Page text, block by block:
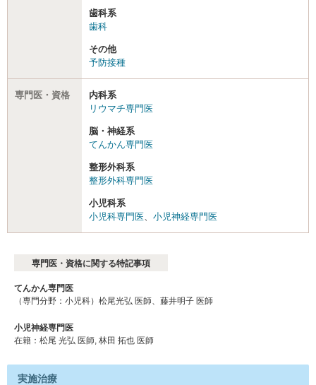
歯科系
歯科
その他
予防接種
専門医・資格
内科系
リウマチ専門医
脳・神経系
てんかん専門医
整形外科系
整形外科専門医
小児科系
小児科専門医、 小児神経専門医
専門医・資格に関する特記事項
てんかん専門医
（専門分野：小児科）松尾光弘 医師、藤井明子 医師
小児神経専門医
在籍：松尾 光弘 医師, 林田 拓也 医師
実施治療